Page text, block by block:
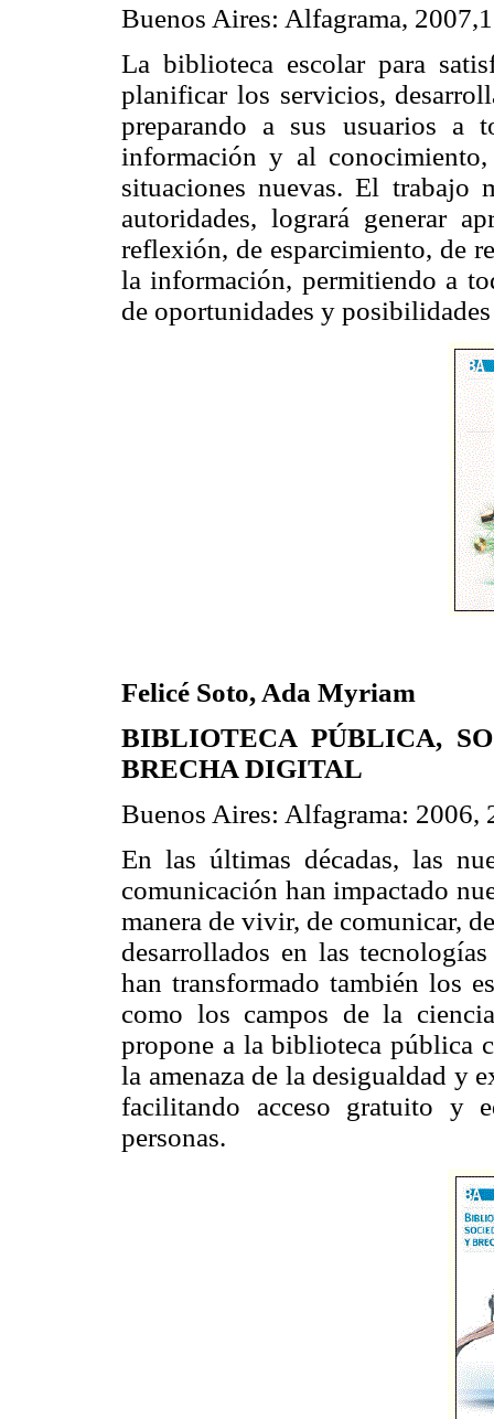
Buenos Aires: Alfagrama,
La biblioteca escolar para
planificar los servicios,
preparando a sus usuarios a
información y al conocimiento,
situaciones nuevas. El
autoridades, logrará generar
reflexión, de esparcimiento, de
la información, permitiendo a
de oportunidades y
Felicé Soto, Ada Myriam
BIBLIOTECA PÚBLICA,
BRECHA DIGITAL
Buenos Aires: Alfagrama: 2006,
En las últimas décadas, las
comunicación han impactado
manera de vivir, de comunicar,
desarrollados en las
han transformado también los
como los campos de la
propone a la biblioteca pública
la amenaza de la desigualdad y
facilitando acceso gratuito y
personas.